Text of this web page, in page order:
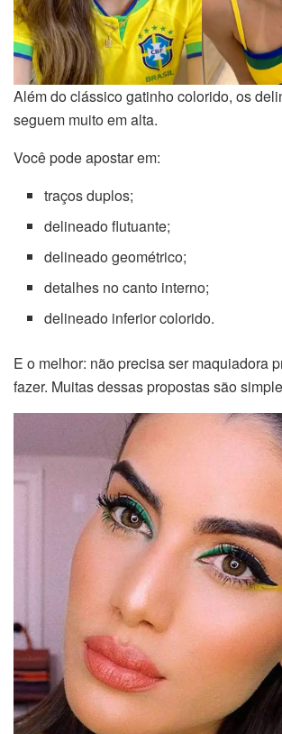
Além do clássico gatinho colorido, os
seguem muito em alta.
Você pode apostar em:
traços duplos;
delineado flutuante;
delineado geométrico;
detalhes no canto interno;
delineado inferior colorido.
E o melhor: não precisa ser maquiadora
fazer. Muitas dessas propostas são